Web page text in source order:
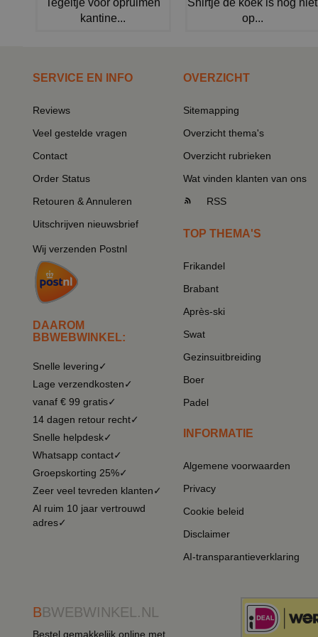
Tegeltje voor opruimen
kantine...
Shirtje de koek is nog niet
op...
SERVICE EN INFO
Reviews
Veel gestelde vragen
Contact
Order Status
Retouren & Annuleren
Uitschrijven nieuwsbrief
Wij verzenden Postnl
DAAROM
BBWEBWINKEL:
Snelle levering✓
Lage verzendkosten✓
vanaf € 99 gratis✓
14 dagen retour recht✓
Snelle helpdesk✓
Whatsapp contact✓
Groepskorting 25%✓
Zeer veel tevreden klanten✓
Al ruim 10 jaar vertrouwd
adres✓
OVERZICHT
Sitemapping
Overzicht thema's
Overzicht rubrieken
Wat vinden klanten van ons
RSS
TOP THEMA'S
Frikandel
Brabant
Après-ski
Swat
Gezinsuitbreiding
Boer
Padel
INFORMATIE
Algemene voorwaarden
Privacy
Cookie beleid
Disclaimer
AI-transparantieverklaring
BBWEBWINKEL.NL
Bestel gemakkelijk online met